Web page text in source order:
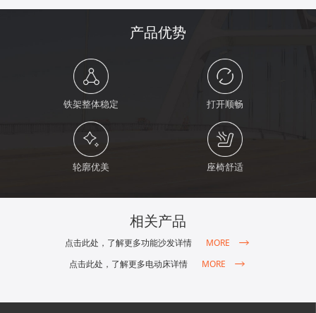
产品优势
铁架整体稳定 打开顺畅
轮廓优美 座椅舒适
相关产品
点击此处，了解更多功能沙发详情 MORE
点击此处，了解更多电动床详情 MORE